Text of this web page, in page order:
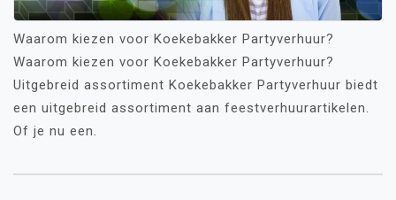
Waarom kiezen voor Koekebakker Partyverhuur?
Waarom kiezen voor Koekebakker Partyverhuur?
Uitgebreid assortiment Koekebakker Partyverhuur biedt
een uitgebreid assortiment aan feestverhuurartikelen.
Of je nu een.